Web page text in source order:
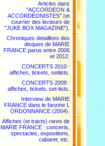
Articles dans
"ACCORDEON &
ACCORDÉONISTES" (et
courrier des lecteurs de
"JUKE BOX MAGAZINE").
Chroniques detaillees des
disques de MARIE
FRANCE parus entre 2006
et 2012.
CONCERTS 2010 :
affiches, tickets, setlists.
CONCERTS 2009 :
affiches, tickets, set-lists.
Interview de MARIE
FRANCE dans le fanzine L
ORDONNANCE (2004).
Affiches (et tracts) rares de
MARIE FRANCE : concerts,
spectacles, expositions,
cabaret, etc.